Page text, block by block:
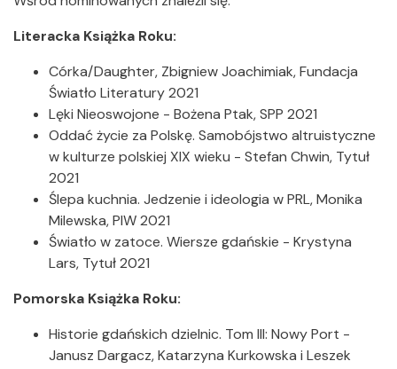
Literacka Książka Roku:
Córka/Daughter, Zbigniew Joachimiak, Fundacja
Światło Literatury 2021
Lęki Nieoswojone - Bożena Ptak, SPP 2021
Oddać życie za Polskę. Samobójstwo altruistyczne
w kulturze polskiej XIX wieku - Stefan Chwin, Tytuł
2021
Ślepa kuchnia. Jedzenie i ideologia w PRL, Monika
Milewska, PIW 2021
Światło w zatoce. Wiersze gdańskie - Krystyna
Lars, Tytuł 2021
Pomorska Książka Roku:
Historie gdańskich dzielnic. Tom III: Nowy Port -
Janusz Dargacz, Katarzyna Kurkowska i Leszek